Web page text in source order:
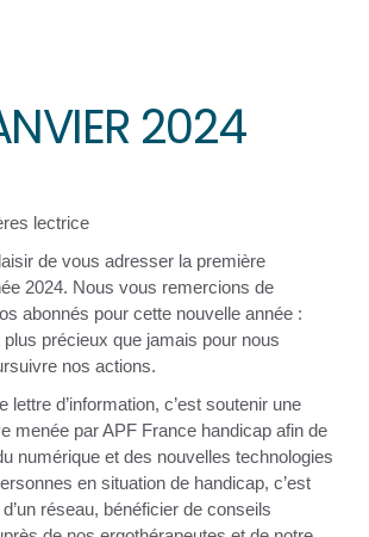
2024
lectrice
de vous adresser la première
2024. Nous vous remercions de
abonnés pour cette nouvelle année :
précieux que jamais pour nous
nos actions.
lettre d’information, c’est soutenir une
menée par APF France handicap afin de
numérique et des nouvelles technologies
en situation de handicap, c’est
réseau, bénéficier de conseils